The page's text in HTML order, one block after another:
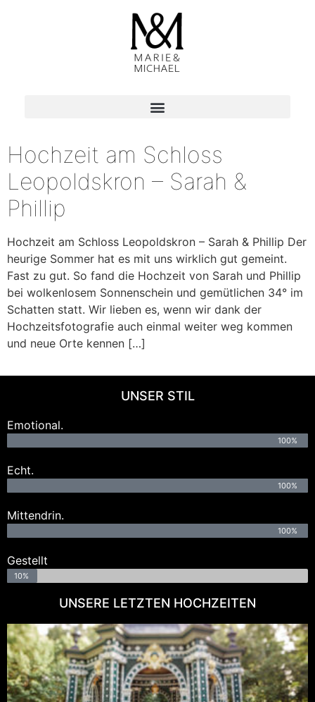
Hochzeit am Schloss
Leopoldskron – Sarah &
Phillip
Hochzeit am Schloss Leopoldskron – Sarah & Phillip Der
heurige Sommer hat es mit uns wirklich gut gemeint.
Fast zu gut. So fand die Hochzeit von Sarah und Phillip
bei wolkenlosem Sonnenschein und gemütlichen 34° im
Schatten statt. Wir lieben es, wenn wir dank der
Hochzeitsfotografie auch einmal weiter weg kommen
und neue Orte kennen […]
UNSER STIL
Emotional.
100%
Echt.
100%
Mittendrin.
100%
Gestellt
10%
UNSERE LETZTEN HOCHZEITEN